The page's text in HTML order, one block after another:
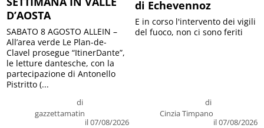
D’AOSTA
di
gazzettamatin
il 07/08/2026
SABATO 8 AGOSTO ALLEIN –
All’area verde Le Plan-de-
Clavel prosegue “ItinerDante”,
le letture dantesche, con la
partecipazione di Antonello
Pistritto (...
di Echevennoz
di
Cinzia Timpano
il 07/08/2026
E in corso l'intervento dei vigili
del fuoco, non ci sono feriti